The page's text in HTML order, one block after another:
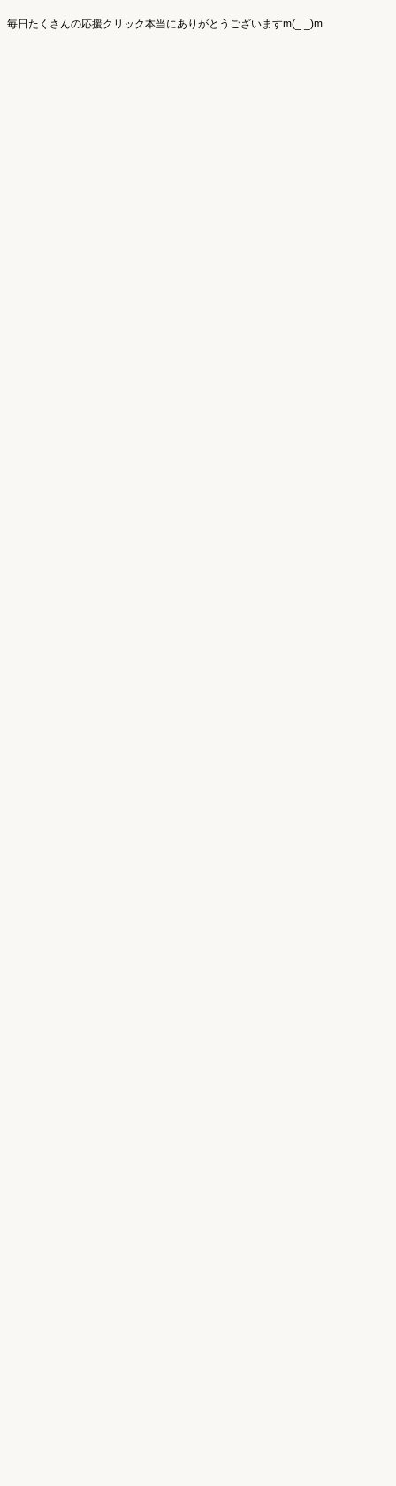
毎日たくさんの応援クリック本当にありがとうございますm(_ _)m